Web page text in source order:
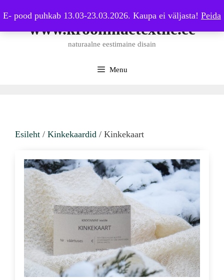
E- pood puhkab 13.03-23.03.2026. Kaupa ei väljasta! Peida
to
content www.kroonmaetextile.ee
naturaalne eestimaine disain
Menu
Esileht / Kinkekaardid / Kinkekaart